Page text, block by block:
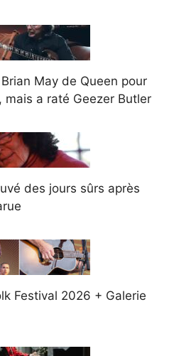
May de Queen pour
mais a raté Geezer Butler
des jours sûrs après
Festival 2026 + Galerie